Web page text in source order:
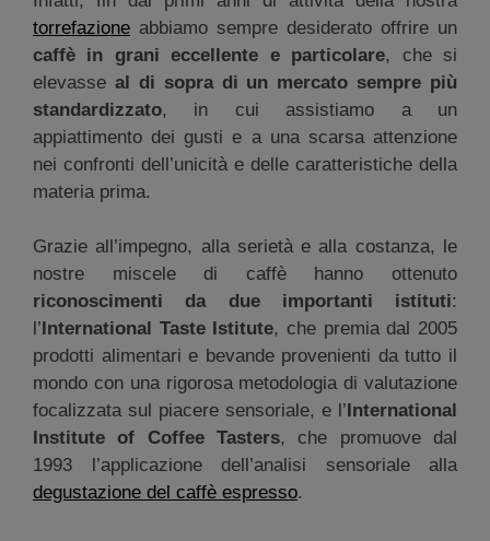
torrefazione abbiamo sempre desiderato offrire un
caffè in grani eccellente e particolare, che si
elevasse al di sopra di un mercato sempre più
standardizzato, in cui assistiamo a un
appiattimento dei gusti e a una scarsa attenzione
nei confronti dell’unicità e delle caratteristiche della
materia prima.
Grazie all’impegno, alla serietà e alla costanza, le
nostre miscele di caffè hanno ottenuto
riconoscimenti da due importanti istituti:
l’ International Taste Istitute, che premia dal 2005
prodotti alimentari e bevande provenienti da tutto il
mondo con una rigorosa metodologia di valutazione
focalizzata sul piacere sensoriale, e l’ International
Institute of Coffee Tasters, che promuove dal
1993 l’applicazione dell’analisi sensoriale alla
degustazione del caffè espresso.